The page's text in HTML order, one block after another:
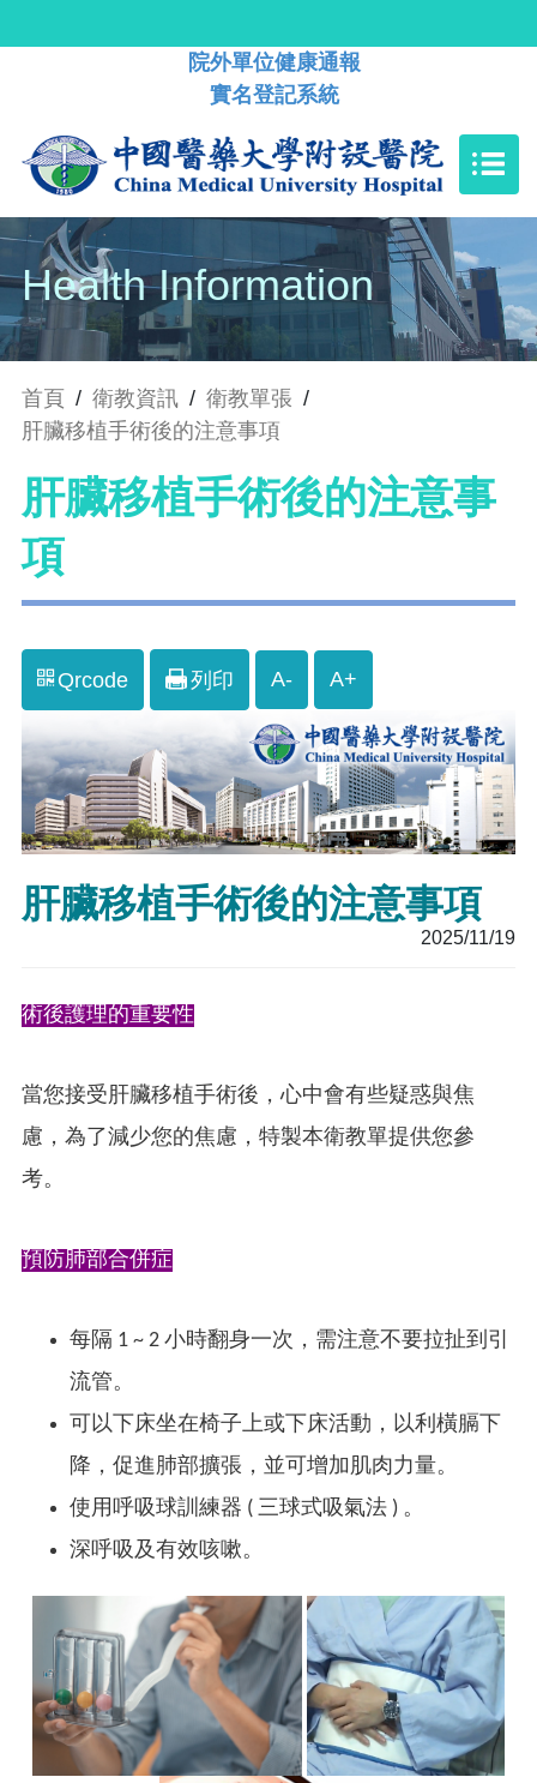
院外單位健康通報
實名登記系統
Health Information
首頁 / 衛教資訊 / 衛教單張 /
肝臟移植手術後的注意事項
肝臟移植手術後的注意事
項
Qrcode 列印 A- A+
肝臟移植手術後的注意事項
2025/11/19
術後護理的重要性
當您接受肝臟移植手術後，心中會有些疑惑與焦
慮，為了減少您的焦慮，特製本衛教單提供您參
考。
預防肺部合併症
每隔 1 ~ 2 小時翻身一次，需注意不要拉扯到引
流管。
可以下床坐在椅子上或下床活動，以利橫膈下
降，促進肺部擴張，並可增加肌肉力量。
使用呼吸球訓練器 ( 三球式吸氣法 ) 。
深呼吸及有效咳嗽。